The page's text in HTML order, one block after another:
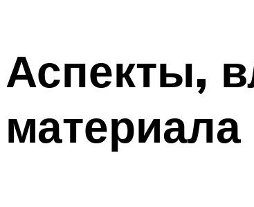
Аспекты,
материала